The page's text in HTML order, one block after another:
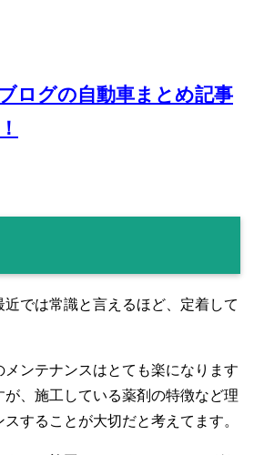
ログの自動車まとめ記事
では常識と言えるほど、定着して
ンテナンスはとても楽になります
、施工している薬剤の特徴など理
することが大切だと考えてます。